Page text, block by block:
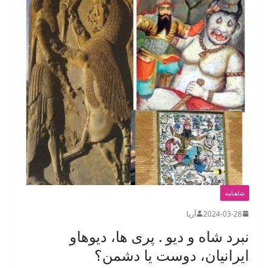
شاهنامه
2024-03-28 آریا
نبرد شاه و دیو . پری ها، دیوهاو
ایرانیان، دوست یا دشمن؟